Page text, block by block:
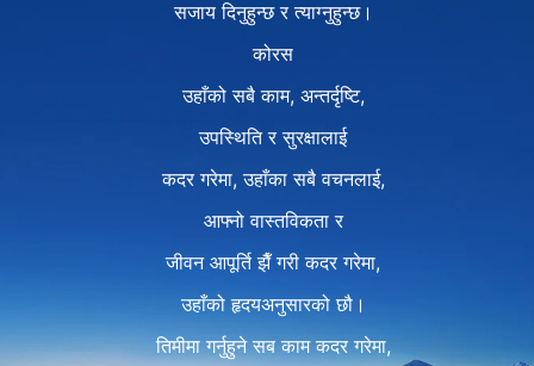
सजाय दिनुहुन्छ र त्याग्नुहुन्छ।
कोरस
उहाँको सबै काम, अन्तर्दृष्टि,
उपस्थिति र सुरक्षालाई
कदर गरेमा, उहाँका सबै वचनलाई,
आफ्नो वास्तविकता र
जीवन आपूर्ति झैँ गरी कदर गरेमा,
उहाँको हृदयअनुसारको छौ।
तिमीमा गर्नुहुने सब काम कदर गरेमा,